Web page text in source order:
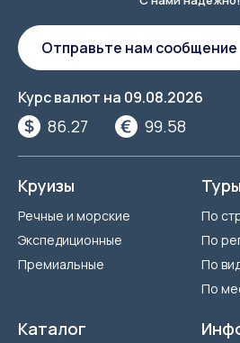
Курс валют на 09.08.2026
86.27 99.58
Отправьте нам сообщение
Круизы
Речные и морские
Экспедиционные
Премиальные
Туры
По
По
По
По
Каталог